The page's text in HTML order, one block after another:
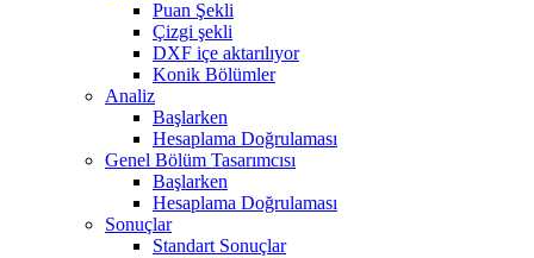
Puan Şekli
Çizgi şekli
DXF içe aktarılıyor
Konik Bölümler
Analiz
Başlarken
Hesaplama Doğrulaması
Genel Bölüm Tasarımcısı
Başlarken
Hesaplama Doğrulaması
Sonuçlar
Standart Sonuçlar